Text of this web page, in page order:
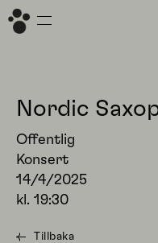
Nordic
Offentlig
Konsert
14/4/2025
kl. 19:30
Tillbaka